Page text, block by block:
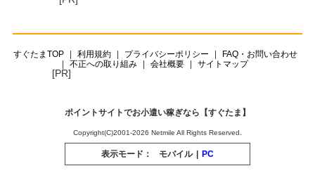
すぐたまTOP 利用規約 プライバシーポリシー
FAQ・お問い合わせ
不正への取り組み
会社概要 サイトマップ
[PR]
ポイントサイトでお小遣い稼ぎなら【すぐたま】
Copyright(C)2001-2026 Netmile All Rights Reserved.
表示モード： モバイル | PC